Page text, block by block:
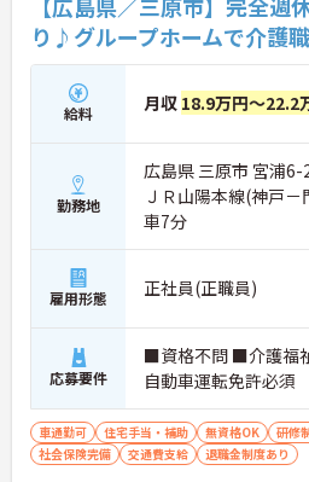
【広島県／三原市】完全週
り♪グループホームで介護
給料 月収 18.9万円～22.2
勤務地
広島県 三原市 宮浦6-
ＪＲ山陽本線(神戸－
車7分
雇用形態 正社員(正職員)
応募要件
■資格不問 ■介護福
自動車運転免許必須
車通勤可 住宅手当・補助 無資格OK 研修
社会保険完備
交通費支給 退職金制度あり